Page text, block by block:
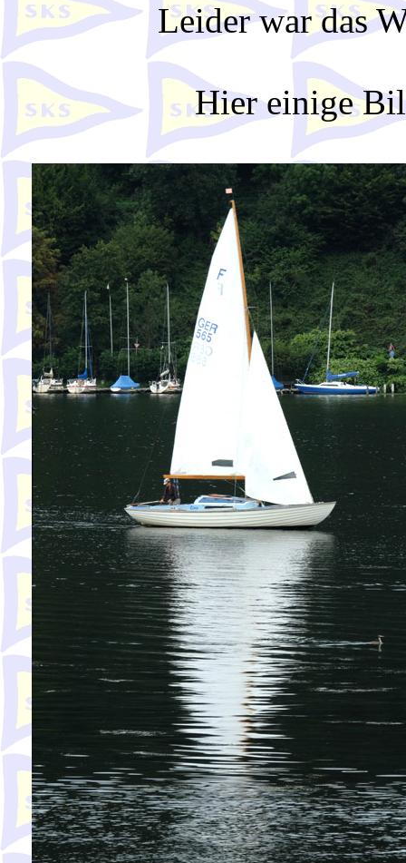
Leider war das
Hier einige